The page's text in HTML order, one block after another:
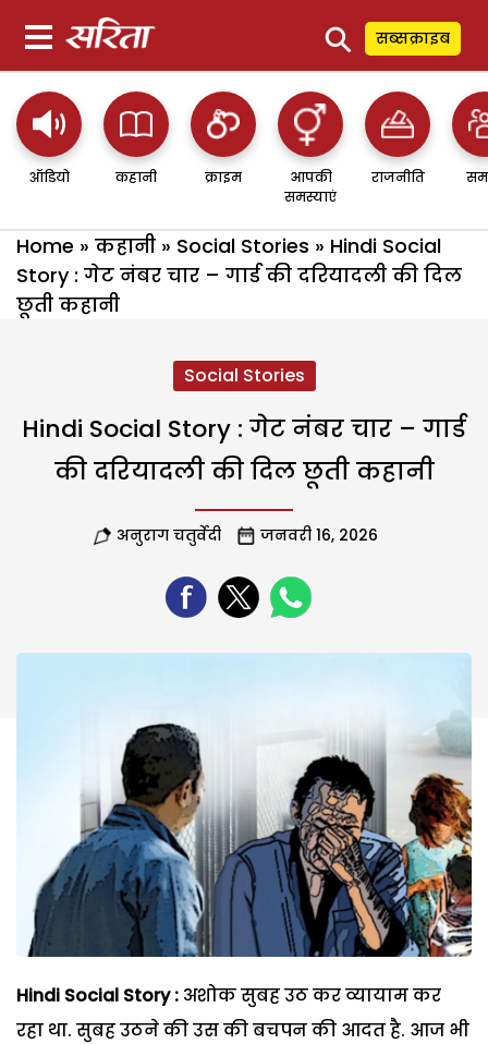
⚲ सब्सक्राइब
ऑडियो कहानी क्राइम
आपकी
समस्याएं
राजनीति
Home » कहानी » Social Stories » Hindi Social
Story : गेट नंबर चार – गार्ड की दरियादली की दिल
छूती कहानी
Social Stories
Hindi Social Story : गेट नंबर चार – गार्ड
की दरियादली की दिल छूती कहानी
अनुराग चतुर्वेदी जनवरी 16, 2026
Hindi Social Story : अशोक सुबह उठ कर व्यायाम कर
रहा था. सुबह उठने की उस की बचपन की आदत है. आज भी